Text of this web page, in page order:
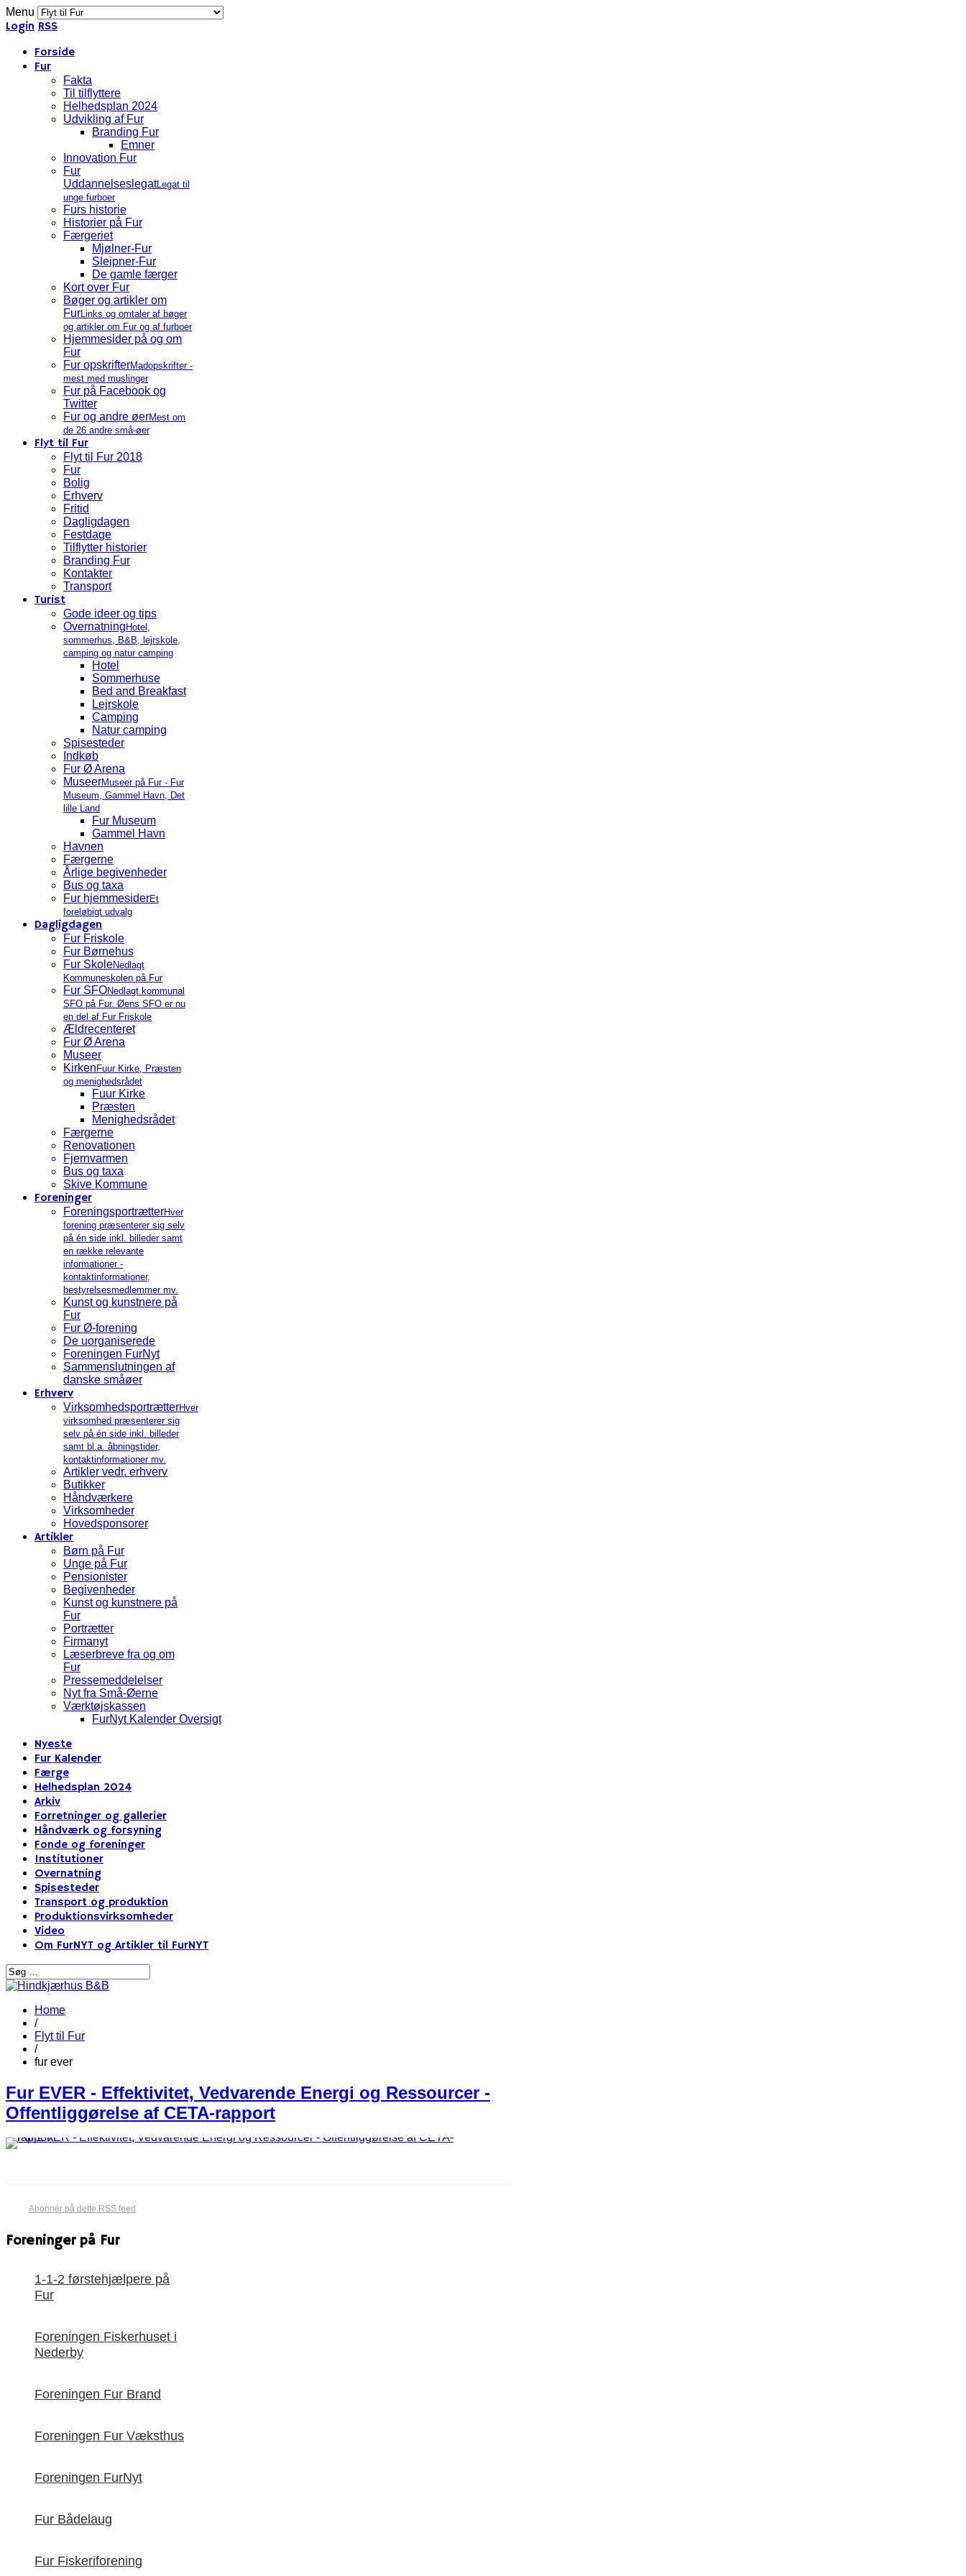
Menu
Login RSS
Forside
Fur
Fakta
Til tilflyttere
Helhedsplan 2024
Udvikling af Fur
Branding Fur
Emner
Innovation Fur
Fur
UddannelseslegatLegat til
unge furboer
Furs historie
Historier på Fur
Færgeriet
Mjølner-Fur
Sleipner-Fur
De gamle færger
Kort over Fur
Bøger og artikler om
FurLinks og omtaler af bøger
og artikler om Fur og af furboer
Hjemmesider på og om
Fur
Fur opskrifterMadopskrifter -
mest med muslinger
Fur på Facebook og
Twitter
Fur og andre øerMest om
de 26 andre små-øer
Flyt til Fur
Flyt til Fur 2018
Fur
Bolig
Erhverv
Fritid
Dagligdagen
Festdage
Tilflytter historier
Branding Fur
Kontakter
Transport
Turist
Gode ideer og tips
Overnatning Hotel,
sommerhus, B&B, lejrskole,
camping og natur camping
Hotel
Sommerhuse
Bed and Breakfast
Lejrskole
Camping
Natur camping
Spisesteder
Indkøb
Fur Ø Arena
MuseerMuseer på Fur - Fur
Museum, Gammel Havn, Det
lille Land
Fur Museum
Gammel Havn
Havnen
Færgerne
Årlige begivenheder
Bus og taxa
Fur hjemmesiderEt
foreløbigt udvalg
Dagligdagen
Fur Friskole
Fur Børnehus
Fur SkoleNedlagt
Kommuneskolen på Fur
Fur SFONedlagt kommunal
SFO på Fur. Øens SFO er nu
en del af Fur Friskole
Ældrecenteret
Fur Ø Arena
Museer
Kirken Fuur Kirke, Præsten
og menighedsrådet
Fuur Kirke
Præsten
Menighedsrådet
Færgerne
Renovationen
Fjernvarmen
Bus og taxa
Skive Kommune
Foreninger
ForeningsportrætterHver
forening præsenterer sig selv
på én side inkl. billeder samt
en række relevante
informationer -
kontaktinformationer,
bestyrelsesmedlemmer mv.
Kunst og kunstnere på
Fur
Fur Ø-forening
De uorganiserede
Foreningen FurNyt
Sammenslutningen af
danske småøer
Erhverv
VirksomhedsportrætterHver
virksomhed præsenterer sig
selv på én side inkl. billeder
samt bl.a. åbningstider,
kontaktinformationer mv.
Artikler vedr. erhverv
Butikker
Håndværkere
Virksomheder
Hovedsponsorer
Artikler
Børn på Fur
Unge på Fur
Pensionister
Begivenheder
Kunst og kunstnere på
Fur
Portrætter
Firmanyt
Læserbreve fra og om
Fur
Pressemeddelelser
Nyt fra Små-Øerne
Værktøjskassen
FurNyt Kalender Oversigt
Nyeste
Fur Kalender
Færge
Helhedsplan 2024
Arkiv
Forretninger og gallerier
Håndværk og forsyning
Fonde og foreninger
Institutioner
Overnatning
Spisesteder
Transport og produktion
Produktionsvirksomheder
Video
Om FurNYT og Artikler til FurNYT
Home
/
Flyt til Fur
/
fur ever
Fur EVER - Effektivitet, Vedvarende Energi og Ressourcer -
Offentliggørelse af CETA-rapport
Abonnér på dette RSS feed
Foreninger på Fur
1-1-2 førstehjælpere på
Fur
Foreningen Fiskerhuset i
Nederby
Foreningen Fur Brand
Foreningen Fur Væksthus
Foreningen FurNyt
Fur Bådelaug
Fur Fiskeriforening